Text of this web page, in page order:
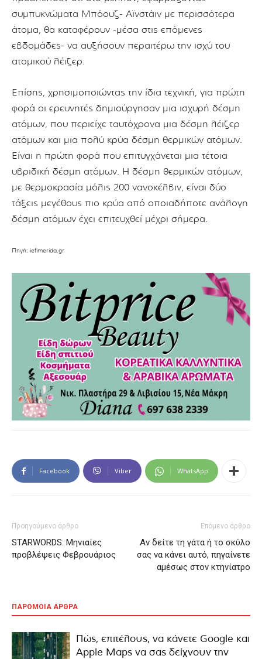
συμπυκνώματα Μπόουζ- Αϊνστάιν με περισσότερα
άτομα, θα καταφέρουν -μέσα στις επόμενες
εβδομάδες- να αυξήσουν περαιτέρω την ισχύ του
ατομικού λέιζερ.
Επίσης, χρησιμοποιώντας την ίδια τεχνική, για πρώτη
φορά οι ερευνητές δημιούργησαν μια ισχυρή δέσμη
ατόμων, που περιείχε ταυτόχρονα μια δέσμη λέιζερ
ατόμων και μια πολύ κρύα δέσμη θερμικών ατόμων.
Είναι η πρώτη φορά που επιτυγχάνεται μια τέτοια
υβριδική δέσμη ατόμων. Η δέσμη θερμικών ατόμων,
με θερμοκρασία μόλις 200 νανοκέλβιν, είναι δύο
τάξεις μεγέθους πιο κρύα από οποιαδήποτε ανάλογη
δέσμη ατόμων έχει επιτευχθεί μέχρι σήμερα.
Πηγή: iefimerida.gr
Facebook Viber WhatsApp
Προηγούμενο άρθρο
STARWORDS: Μηνιαίες
προβλέψεις Φεβρουάριος
Επόμενο άρθρο
Αν δείτε τη γάτα ή το σκύλο
σας να κάνει αυτό, πηγαίνετε
αμέσως στον κτηνίατρο
ΠΑΡΟΜΟΙΑ ΑΡΘΡΑ
Πώς, επιτέλους, να κάνετε Google και
Apple Maps να σας δείχνουν την